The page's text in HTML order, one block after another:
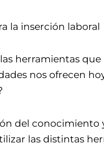
la inserción laboral
herramientas
nos ofrecen
del conocimiento
las distintas